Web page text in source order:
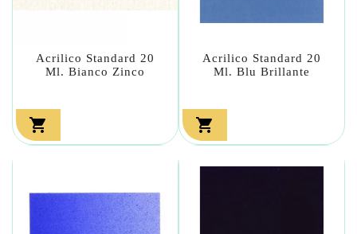
Acrilico Standard 20
Ml. Bianco Zinco

Acrilico Standard 20
Ml. Blu Brillante
